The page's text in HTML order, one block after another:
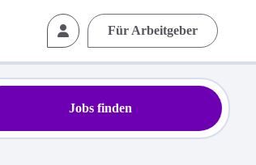
Für Arbeitgeber
Jobs finden